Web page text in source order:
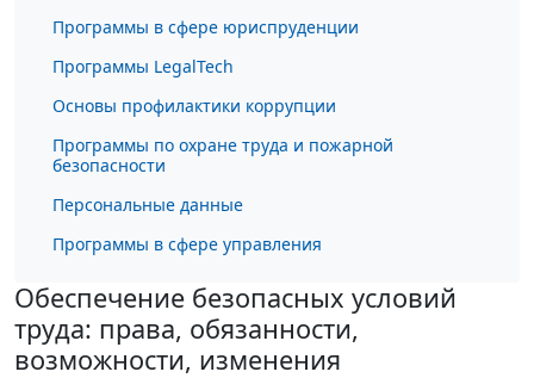
Программы в сфере юриспруденции
Программы LegalTech
Основы профилактики коррупции
Программы по охране труда и пожарной
безопасности
Персональные данные
Программы в сфере управления
Обеспечение безопасных условий
труда: права, обязанности,
возможности, изменения